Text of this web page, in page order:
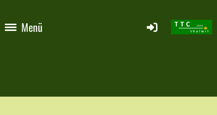
Menü